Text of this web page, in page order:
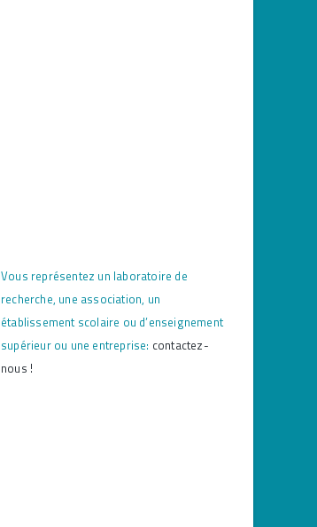
Vous représentez un laboratoire de
recherche, une association, un
établissement scolaire ou d’enseignement
supérieur ou une entreprise: contactez-
nous !